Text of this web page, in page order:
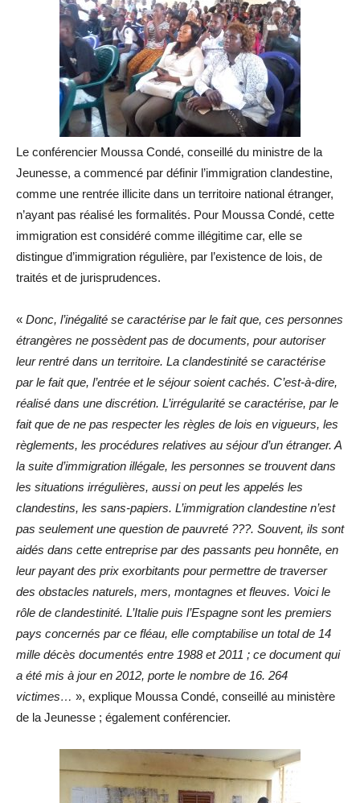
Le conférencier Moussa Condé, conseillé du ministre de la
Jeunesse, a commencé par définir l’immigration clandestine,
comme une rentrée illicite dans un territoire national étranger,
n’ayant pas réalisé les formalités. Pour Moussa Condé, cette
immigration est considéré comme illégitime car, elle se
distingue d’immigration régulière, par l’existence de lois, de
traités et de jurisprudences.
« Donc, l’inégalité se caractérise par le fait que, ces personnes
étrangères ne possèdent pas de documents, pour autoriser
leur rentré dans un territoire. La clandestinité se caractérise
par le fait que, l’entrée et le séjour soient cachés. C’est-à-dire,
réalisé dans une discrétion. L’irrégularité se caractérise, par le
fait que de ne pas respecter les règles de lois en vigueurs, les
règlements, les procédures relatives au séjour d’un étranger. A
la suite d’immigration illégale, les personnes se trouvent dans
les situations irrégulières, aussi on peut les appelés les
clandestins, les sans-papiers. L’immigration clandestine n’est
pas seulement une question de pauvreté ???. Souvent, ils sont
aidés dans cette entreprise par des passants peu honnête, en
leur payant des prix exorbitants pour permettre de traverser
des obstacles naturels, mers, montagnes et fleuves. Voici le
rôle de clandestinité. L’Italie puis l’Espagne sont les premiers
pays concernés par ce fléau, elle comptabilise un total de 14
mille décès documentés entre 1988 et 2011 ; ce document qui
a été mis à jour en 2012, porte le nombre de 16. 264
victimes… », explique Moussa Condé, conseillé au ministère
de la Jeunesse ; également conférencier.